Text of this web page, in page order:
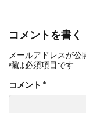
コメントを書く
メールアドレスが公
欄は必須項目です
コメント *